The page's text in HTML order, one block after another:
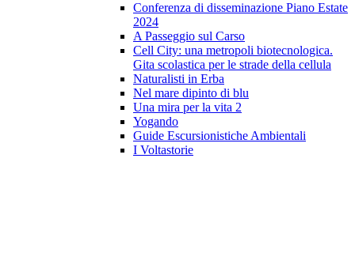
Conferenza di disseminazione Piano Estate
2024
A Passeggio sul Carso
Cell City: una metropoli biotecnologica.
Gita scolastica per le strade della cellula
Naturalisti in Erba
Nel mare dipinto di blu
Una mira per la vita 2
Yogando
Guide Escursionistiche Ambientali
I Voltastorie